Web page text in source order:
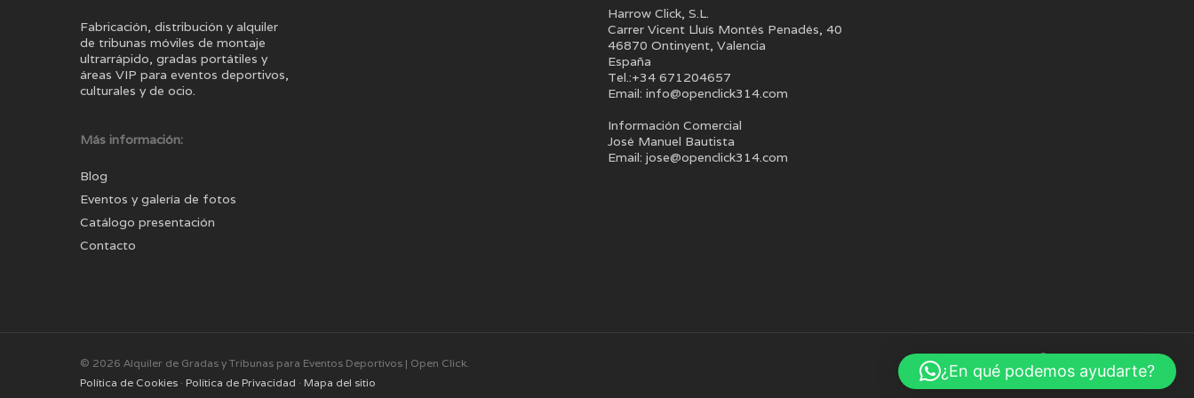
Fabricación, distribución y alquiler
de tribunas móviles de montaje
ultrarrápido, gradas portátiles y
áreas VIP para eventos deportivos,
culturales y de ocio.
Más información:
Blog
Eventos y galería de fotos
Catálogo presentación
Contacto
Harrow Click, S.L.
Carrer Vicent Lluís Montés Penadés, 40
46870 Ontinyent, Valencia
España
Tel.:+34 671204657
Email: info@openclick314.com
Información Comercial
José Manuel Bautista
Email: jose@openclick314.com
© 2026 Alquiler de Gradas y Tribunas para Eventos Deportivos | Open Click.
Política de Cookies · Política de Privacidad · Mapa del sitio
¿En qué podemos ayudarte?